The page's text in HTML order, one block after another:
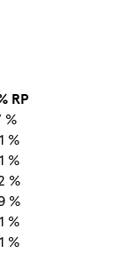
RP
%
%
%
%
%
%
%